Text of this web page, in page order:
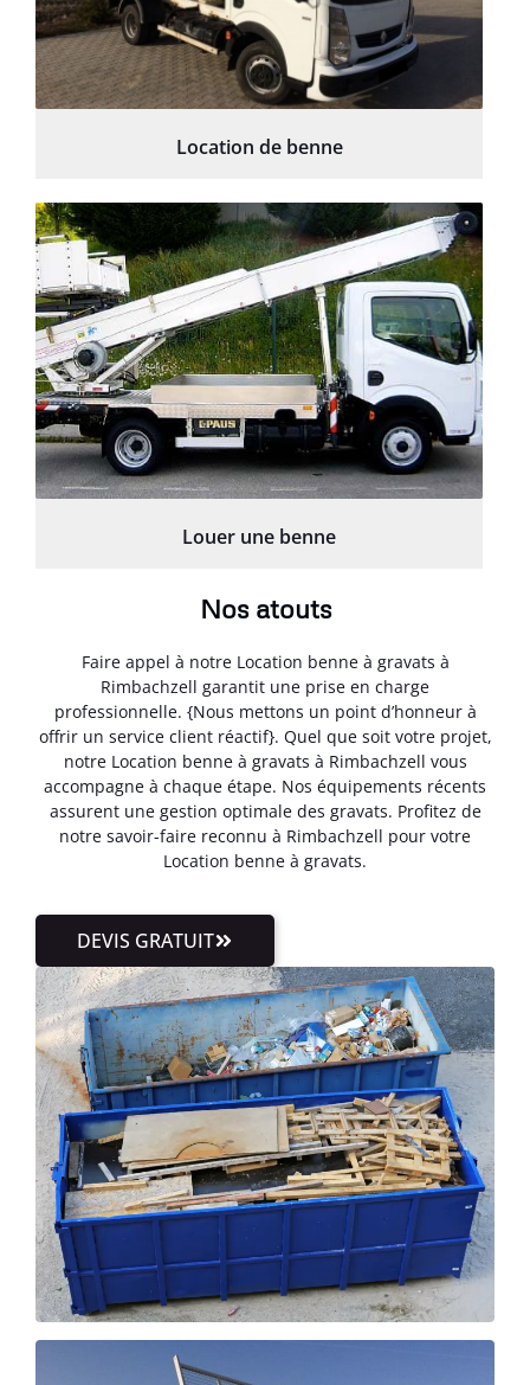
Location de benne
Louer une benne
Nos atouts
Faire appel à notre Location benne à gravats à
Rimbachzell garantit une prise en charge
professionnelle. {Nous mettons un point d’honneur à
offrir un service client réactif}. Quel que soit votre projet,
notre Location benne à gravats à Rimbachzell vous
accompagne à chaque étape. Nos équipements récents
assurent une gestion optimale des gravats. Profitez de
notre savoir-faire reconnu à Rimbachzell pour votre
Location benne à gravats.
DEVIS GRATUIT